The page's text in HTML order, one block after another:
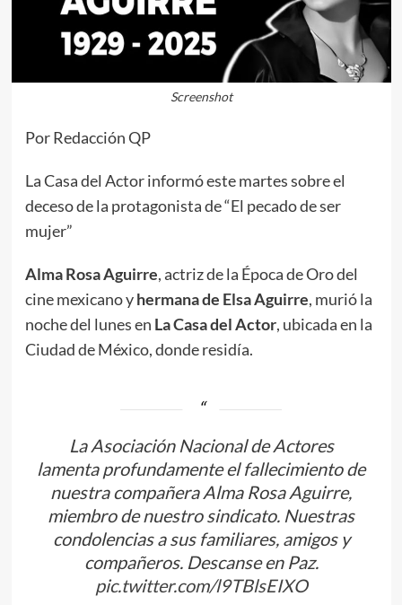
Screenshot
Por Redacción QP
La Casa del Actor informó este martes sobre el
deceso de la protagonista de “El pecado de ser
mujer”
Alma Rosa Aguirre, actriz de la Época de Oro del
cine mexicano yhermana de Elsa Aguirre, murió la
noche del lunes en La Casa del Actor, ubicada en la
Ciudad de México, donde residía.
La Asociación Nacional de Actores
lamenta profundamente el fallecimiento de
nuestra compañera Alma Rosa Aguirre,
miembro de nuestro sindicato. Nuestras
condolencias a sus familiares, amigos y
compañeros. Descanse en Paz.
pic.twitter.com/l9TBlsEIXO